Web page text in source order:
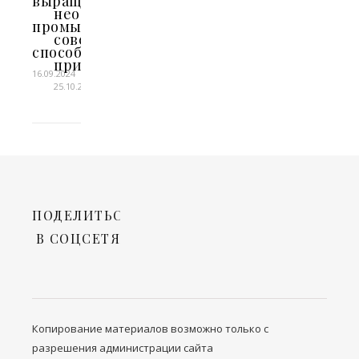
промышленным
способом
16.09.2024
необычный
советский
прибор
25.10.2022
ПОДЕЛИТЬСЯ
В СОЦСЕТЯХ
Копирование материалов возможно только с
разрешения администрации сайта